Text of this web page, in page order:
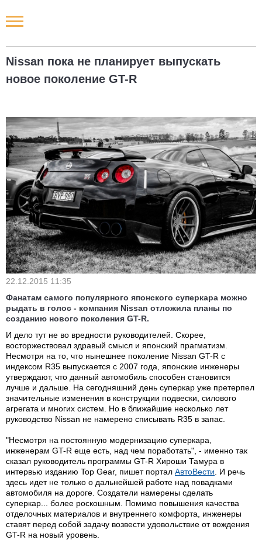
Nissan пока не планирует выпускать
новое поколение GT-R
22.12.2015 11:35
Фанатам самого популярного японского суперкара можно
рыдать в голос - компания Nissan отложила планы по
созданию нового поколения GT-R.
И дело тут не во вредности руководителей. Скорее,
восторжествовал здравый смысл и японский прагматизм.
Несмотря на то, что нынешнее поколение Nissan GT-R с
индексом R35 выпускается с 2007 года, японские инженеры
утверждают, что данный автомобиль способен становится
лучше и дальше. На сегодняшний день суперкар уже претерпел
значительные изменения в конструкции подвески, силового
агрегата и многих систем. Но в ближайшие несколько лет
руководство Nissan не намерено списывать R35 в запас.
"Несмотря на постоянную модернизацию суперкара,
инженерам GT-R еще есть, над чем поработать", - именно так
сказал руководитель программы GT-R Хироши Тамура в
интервью изданию Top Gear, пишет портал АвтоВести . И речь
здесь идет не только о дальнейшей работе над повадками
автомобиля на дороге. Создатели намерены сделать
суперкар... более роскошным. Помимо повышения качества
отделочных материалов и внутреннего комфорта, инженеры
ставят перед собой задачу возвести удовольствие от вождения
GT-R на новый уровень.
Новости РФ
Наши мероприятия
Статьи